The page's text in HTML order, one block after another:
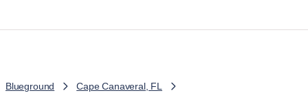
Blueground Cape Canaveral, FL